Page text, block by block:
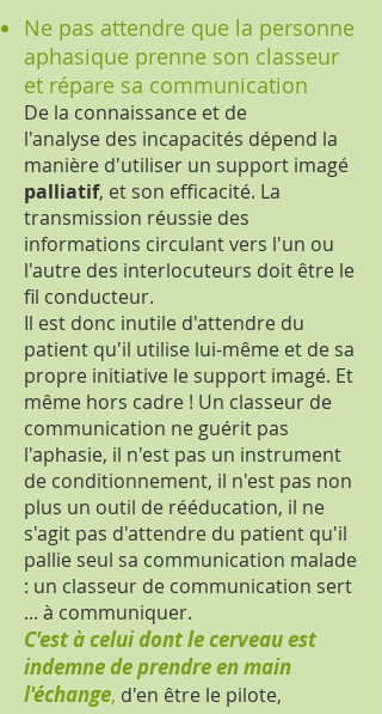
Ne pas attendre que la personne
aphasique prenne son classeur
et répare sa communication
De la connaissance et de
l'analyse des incapacités dépend la
manière d'utiliser un support imagé
palliatif, et son efficacité. La
transmission réussie des
informations circulant vers l'un ou
l'autre des interlocuteurs doit être le
fil conducteur.
Il est donc inutile d'attendre du
patient qu'il utilise lui-même et de sa
propre initiative le support imagé. Et
même hors cadre ! Un classeur de
communication ne guérit pas
l'aphasie, il n'est pas un instrument
de conditionnement, il n'est pas non
plus un outil de rééducation, il ne
s'agit pas d'attendre du patient qu'il
pallie seul sa communication malade
: un classeur de communication sert
... à communiquer.
C'est à celui dont le cerveau est
indemne de prendre en main
l'échange, d'en être le pilote,